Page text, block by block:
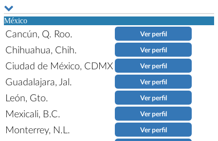
México
Cancún, Q. Roo. Ver perfil
Chihuahua, Chih. Ver perfil
Ciudad de México, CDMX Ver perfil
Guadalajara, Jal. Ver perfil
León, Gto. Ver perfil
Mexicali, B.C. Ver perfil
Monterrey, N.L. Ver perfil